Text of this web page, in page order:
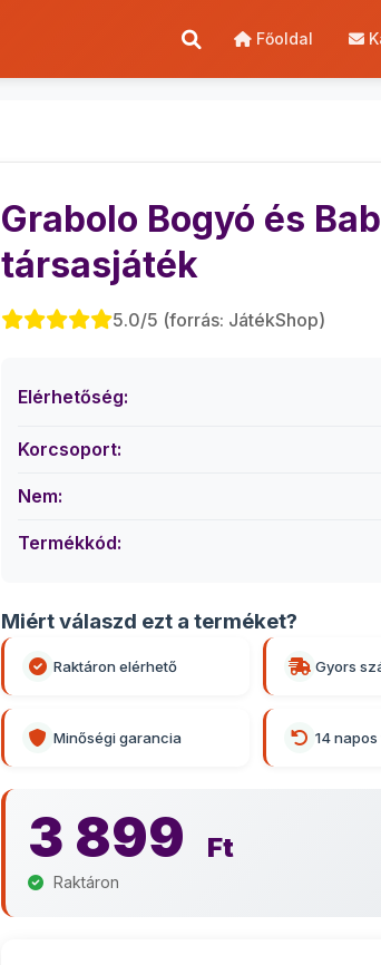
Főoldal
Grabolo Bogyó és
társasjáték
5.0/5 (forrás: JátékShop)
Elérhetőség:
Korcsoport:
Nem:
Termékkód:
Miért válaszd ezt a terméket?
Raktáron elérhető Gyors
Minőségi garancia 14
3 899 Ft
Raktáron